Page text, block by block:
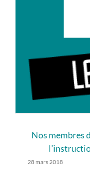
Nos membres
28 mars 2018